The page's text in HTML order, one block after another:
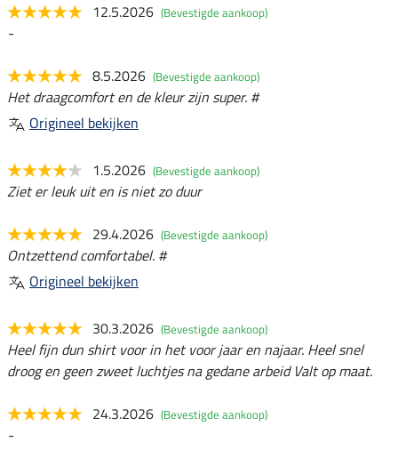
12.5.2026 (Bevestigde aankoop)
-
8.5.2026 (Bevestigde aankoop)
Het draagcomfort en de kleur zijn super. #
Origineel bekijken
1.5.2026 (Bevestigde aankoop)
Ziet er leuk uit en is niet zo duur
29.4.2026 (Bevestigde aankoop)
Ontzettend comfortabel. #
Origineel bekijken
30.3.2026 (Bevestigde aankoop)
Heel fijn dun shirt voor in het voor jaar en najaar. Heel snel
droog en geen zweet luchtjes na gedane arbeid Valt op maat.
24.3.2026 (Bevestigde aankoop)
-